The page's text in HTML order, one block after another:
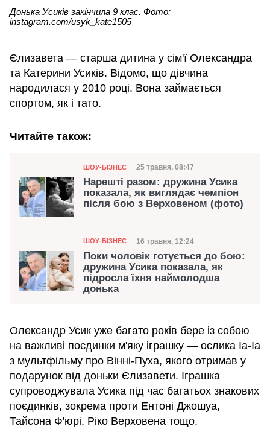
Донька Усиків закінчила 9 клас. Фото:
instagram.com/usyk_kate1505
Єлизавета — старша дитина у сім'ї Олександра
та Катерини Усиків. Відомо, що дівчина
народилася у 2010 році. Вона займається
спортом, як і тато.
Читайте також:
Категорія
ШОУ-БІЗНЕС Дата публікації
25 травня, 08:47
Нарешті разом: дружина Усика
показала, як виглядає чемпіон
після бою з Верховеном (фото)
Категорія
ШОУ-БІЗНЕС Дата публікації
16 травня, 12:24
Поки чоловік готується до бою:
дружина Усика показала, як
підросла їхня наймолодша
донька
Олександр Усик уже багато років бере із собою
на важливі поєдинки м'яку іграшку — ослика Іа-Іа
з мультфільму про Вінні-Пуха, якого отримав у
подарунок від доньки Єлизавети. Іграшка
супроводжувала Усика під час багатьох знакових
поєдинків, зокрема проти Ентоні Джошуа,
Тайсона Ф'юрі, Ріко Верховена тощо.